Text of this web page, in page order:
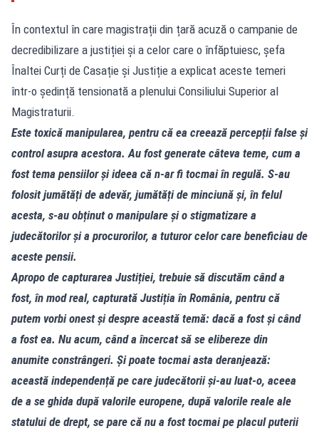
În contextul în care magistrații din țară acuză o campanie de
decredibilizare a justiției și a celor care o înfăptuiesc, șefa
Înaltei Curți de Casație și Justiție a explicat aceste temeri
într-o ședință tensionată a plenului Consiliului Superior al
Magistraturii.
Este toxică manipularea, pentru că ea creează percepții false și
control asupra acestora. Au fost generate câteva teme, cum a
fost tema pensiilor și ideea că n-ar fi tocmai în regulă. S-au
folosit jumătăți de adevăr, jumătăți de minciună și, în felul
acesta, s-au obținut o manipulare și o stigmatizare a
judecătorilor și a procurorilor, a tuturor celor care beneficiau de
aceste pensii.
Apropo de capturarea Justiției, trebuie să discutăm când a
fost, în mod real, capturată Justiția în România, pentru că
putem vorbi onest și despre această temă: dacă a fost și când
a fost ea. Nu acum, când a încercat să se elibereze din
anumite constrângeri. Și poate tocmai asta deranjează:
această independență pe care judecătorii și-au luat-o, aceea
de a se ghida după valorile europene, după valorile reale ale
statului de drept, se pare că nu a fost tocmai pe placul puterii